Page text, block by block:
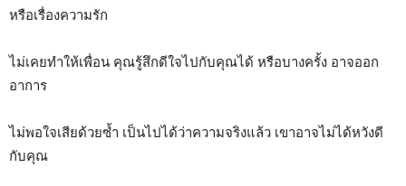
หรือเรื่องความรัก
ไม่เคยทำให้เพื่อน คุณรู้สึกดีใจไปกับคุณได้ หรือบางครั้ง อาจออก
อาการ
ไม่พอใจเสียด้วยซ้ำ เป็นไปได้ว่าความจริงแล้ว เขาอาจไม่ได้หวังดี
กับคุณ